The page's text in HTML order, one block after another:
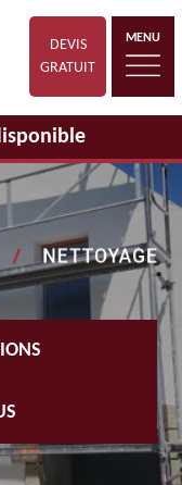
DEVIS
GRATUIT
MENU